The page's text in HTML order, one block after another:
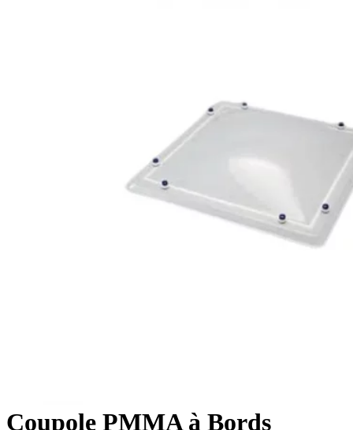
Coupole PMMA à Bords